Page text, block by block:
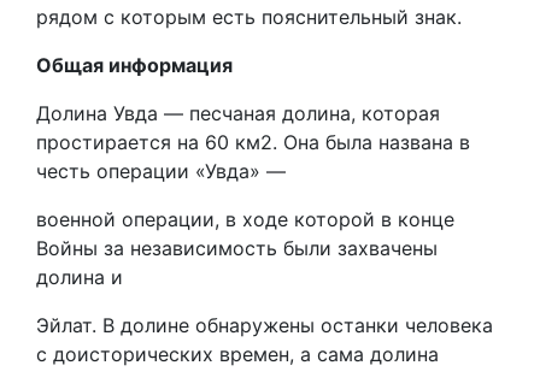
рядом с которым есть пояснительный знак.
Общая информация
Долина Увда — песчаная долина, которая
простирается на 60 км2. Она была названа в
честь операции «Увда» —
военной операции, в ходе которой в конце
Войны за независимость были захвачены
долина и
Эйлат. В долине обнаружены останки человека
с доисторических времен, а сама долина